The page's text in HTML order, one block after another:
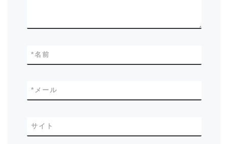
名前
*
メール
*
サイト